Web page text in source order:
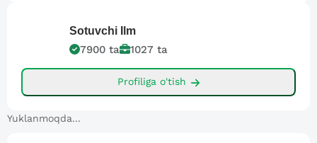
Sotuvchi Ilm
7900 ta 1027 ta
Profiliga o'tish
Yuklanmoqda...